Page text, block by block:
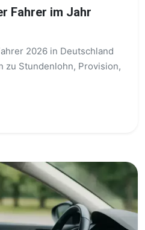
Fahrer im Jahr
2026 in Deutschland
zu Stundenlohn, Provision,